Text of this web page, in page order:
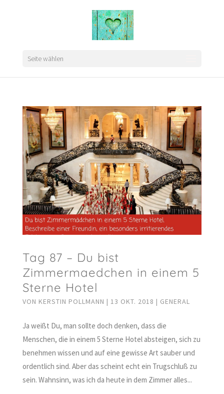
Seite wählen
Tag 87 – Du bist
Zimmermaedchen in einem 5
Sterne Hotel
VON KERSTIN POLLMANN | 13 OKT. 2018 | GENERAL
Ja weißt Du, man sollte doch denken, dass die
Menschen, die in einem 5 Sterne Hotel absteigen, sich zu
benehmen wissen und auf eine gewisse Art sauber und
ordentlich sind. Aber das scheint echt ein Trugschluß zu
sein. Wahnsinn, was ich da heute in dem Zimmer alles...